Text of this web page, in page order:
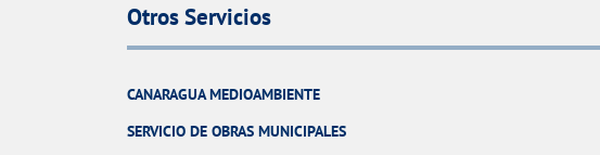
Otros Servicios
CANARAGUA MEDIOAMBIENTE
SERVICIO DE OBRAS MUNICIPALES